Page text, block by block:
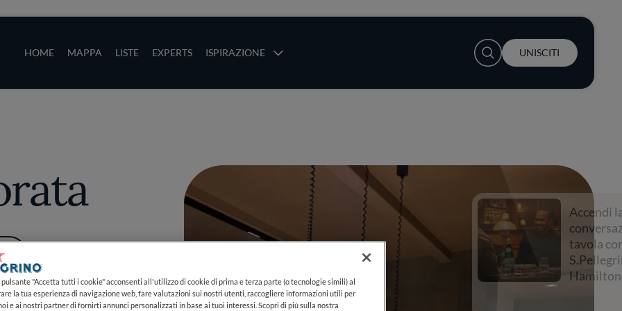
HOME MAPPA LISTE EXPERTS ISPIRAZIONE
User account menu
UNISCITI
Accendi la
conversazione a
tavola con
S.Pellegrino e Lewis
Hamilton
"Accetta tutti i cookie" acconsenti all'utilizzo di cookie di prima e terza parte (o tecnologie simili) al
la tua esperienza di navigazione web, fare valutazioni sui nostri utenti, raccogliere informazioni utili per
e ai nostri partner di fornirti annunci personalizzati in base ai tuoi interessi. Scopri di più sulla nostra